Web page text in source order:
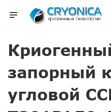
запорный
угловой